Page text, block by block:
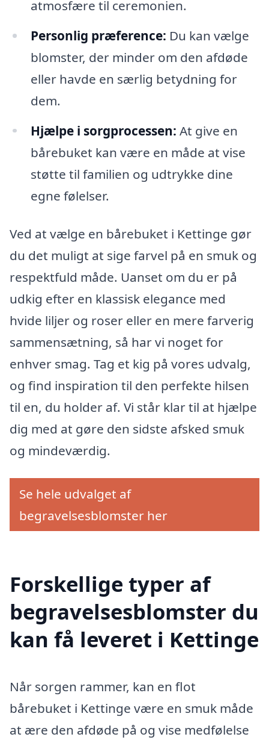
atmosfære til ceremonien.
Personlig præference: Du kan vælge
blomster, der minder om den afdøde
eller havde en særlig betydning for
dem.
Hjælpe i sorgprocessen: At give en
bårebuket kan være en måde at vise
støtte til familien og udtrykke dine
egne følelser.
Ved at vælge en bårebuket i Kettinge gør
du det muligt at sige farvel på en smuk og
respektfuld måde. Uanset om du er på
udkig efter en klassisk elegance med
hvide liljer og roser eller en mere farverig
sammensætning, så har vi noget for
enhver smag. Tag et kig på vores udvalg,
og find inspiration til den perfekte hilsen
til en, du holder af. Vi står klar til at hjælpe
dig med at gøre den sidste afsked smuk
og mindeværdig.
Se hele udvalget af
begravelsesblomster her
Forskellige typer af
begravelsesblomster du
kan få leveret i Kettinge
Når sorgen rammer, kan en flot
bårebuket i Kettinge være en smuk måde
at ære den afdøde på og vise medfølelse